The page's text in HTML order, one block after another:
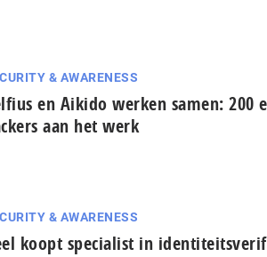
& AWARENESS
en Aikido werken samen: 200
aan het werk
& AWARENESS
koopt specialist in